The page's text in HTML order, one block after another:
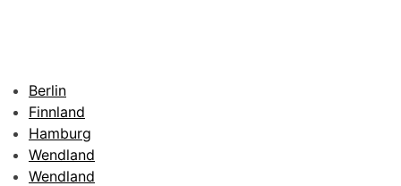
Berlin
Finnland
Hamburg
Wendland
Wendland